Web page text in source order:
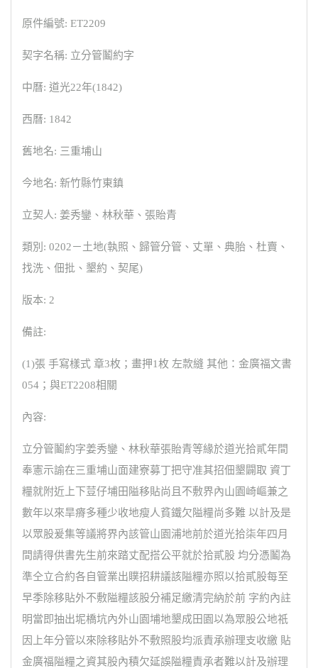
原件編號: ET2209
契字名稱: 立分管鬮約字
中曆: 道光22年(1842)
西曆: 1842
舊地名: 三重埔山
今地名: 新竹縣竹東鎮
立契人: 姜秀鑾、林秋華、張貽青
類別: 0202－土地(執照、歸管分管、丈單、典胎、杜賣、
找洗、佃批、墾約、契尾)
版本: 2
備註:
(1)張 手寫樣式 章3枚；畫押1枚 左款縫 其他：金廣福文書
054；與ET2208相關
內容:
立分管鬮約字姜秀鑾、林秋華張貽青等緣於道光拾貳年間
奉憲示諭在三重埔山面建寮募丁把守准其招佃墾闢取 資丁
糧就附近上下荳仔埔田隘移貼尚且不敷界內山園崎嶇兼之
數年以來旱瘠多種少收地瘦人貧鐵欠隘糧尚多難 以計及是
以眾股爰集等議將界內該管山園浦地前於道光拾柒年四月
間請得供書先生前來踏丈配搭公平就於拾貳股 均分憑鬮為
準仝立合約各自管業出贌招耕議該隘糧亦照以拾貳股每至
早季除移貼外不敷隘糧該股分補足繳清完納於前 字約內註
明當即抽出坭橋坑內外山園埔地墾成田園以為眾股公地祇
因上年分管以來除移貼外不敷照股均派責承辦理支收繳 貼
金廣福隘糧之資其股內積欠延誤隘糧責承者難以計及辦理